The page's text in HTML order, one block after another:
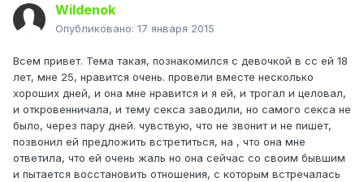
Wildenok
Опубликовано: 17 января 2015
Всем привет. Тема такая, познакомился с девочкой в сс ей 18
лет, мне 25, нравится очень. провели вместе несколько
хороших дней, и она мне нравится и я ей, и трогал и целовал,
и откровенничала, и тему секса заводили, но самого секса не
было, через пару дней. чувствую, что не звонит и не пишет,
позвонил ей предложить встретиться, на , что она мне
ответила, что ей очень жаль но она сейчас со своим бывшим
и пытается восстановить отношения, с которым встречалась